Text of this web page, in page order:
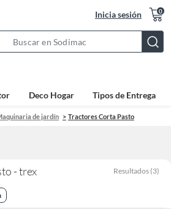
Inicia sesión 0
Bar
Deco Hogar Tipos de Entrega
de jardín Tractores Corta Pasto
- trex Resultados (3)